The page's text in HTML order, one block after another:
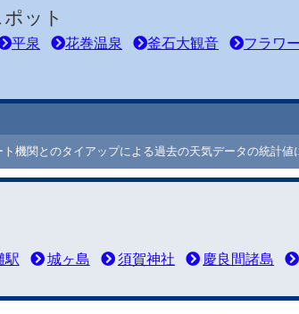
ット
平泉 花巻温泉 釜石大観音 フラワ
機関とのタイアップによる過去の天気データの統計値
駅 城ヶ島 須賀神社 慶良間諸島